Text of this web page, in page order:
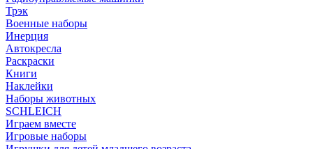
Трэк
Военные наборы
Инерция
Автокресла
Раскраски
Книги
Наклейки
Наборы животных
SCHLEICH
Играем вместе
Игровые наборы